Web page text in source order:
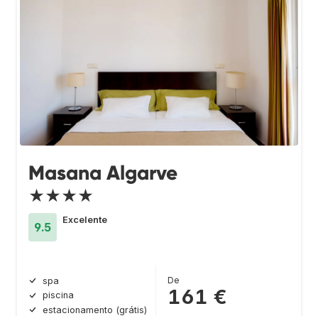
Masana Algarve
★★★★
9.5
Excelente
spa
piscina
estacionamento (grátis)
De
161 €